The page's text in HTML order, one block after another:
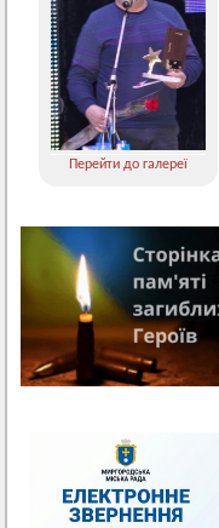
Перейти до галереї